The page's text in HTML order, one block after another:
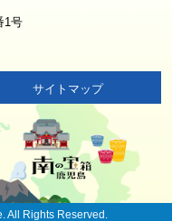
1号
サイトマップ
All Rights Reserved.